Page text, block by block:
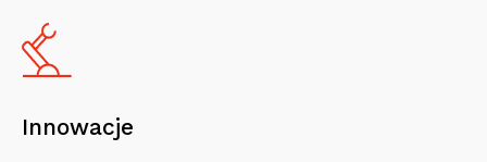
Innowacje